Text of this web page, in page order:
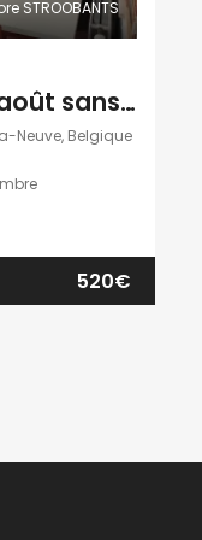
STROOBANTS
Sous-location juillet-août sans reprise de bail. Quartier des Bruyères LLN.
Neuve, Belgique
520€